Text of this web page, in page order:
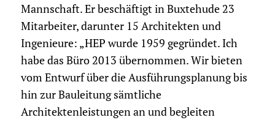
Mannschaft. Er beschäftigt in Buxtehude 23
Mitarbeiter, darunter 15 Architekten und
Ingenieure: „HEP wurde 1959 gegründet. Ich
habe das Büro 2013 übernommen. Wir bieten
vom Entwurf über die Ausführungsplanung bis
hin zur Bauleitung sämtliche
Architektenleistungen an und begleiten